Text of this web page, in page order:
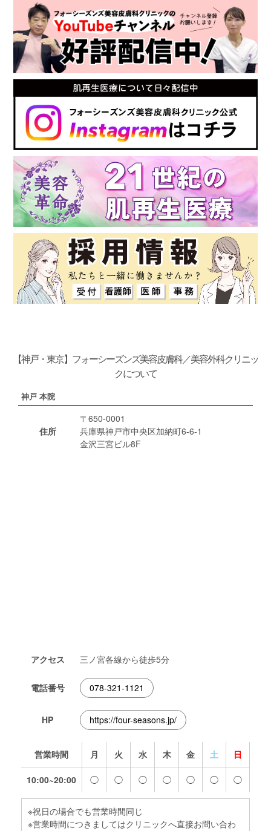
【神戸・東京】フォーシーズンズ美容皮膚科／美容外科クリニッ
クについて
神戸 本院
住所
〒650-0001
兵庫県神戸市中央区加納町6-6-1
金沢三宮ビル8F
アクセス 三ノ宮各線から徒歩5分
電話番号 078-321-1121
HP https://four-seasons.jp/
営業時間 月 火 水 木 金 土 日
10:00~20:00 ◯ ◯ ◯ ◯ ◯ ◯ ◯
※祝日の場合でも営業時間同じ
※営業時間につきましてはクリニックへ直接お問い合わ